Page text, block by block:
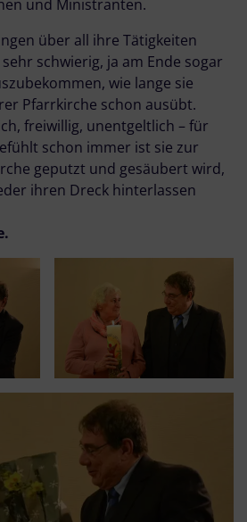
und Ministranten.
über all ihre Tätigkeiten
schwierig, ja am Ende sogar
wie lange sie
Pfarrkirche schon ausübt.
freiwillig, unentgeltlich – für
schon immer ist sie zur
geputzt und gesäubert wird,
ihren Dreck hinterlassen